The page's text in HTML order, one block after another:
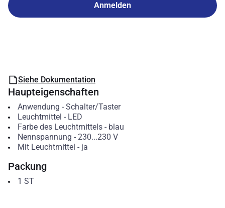
Anmelden
Siehe Dokumentation
Haupteigenschaften
Anwendung - Schalter/Taster
Leuchtmittel - LED
Farbe des Leuchtmittels- blau
Nennspannung - 230...230 V
Mit Leuchtmittel - ja
Packung
1 ST